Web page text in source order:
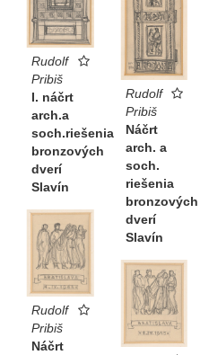
Rudolf
Pribiš
Náčrt
arch. a
soch.
riešenia
bronzových
dverí
Slavín
Rudolf
Pribiš
I. náčrt
arch.a
soch.riešenia
bronzových
dverí
Slavín
Rudolf
Pribiš
Náčrt